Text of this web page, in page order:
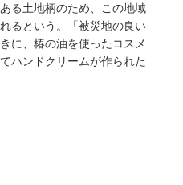
る土地柄のため、この地域
るという。「被災地の良い
に、椿の油を使ったコスメ
ハンドクリームが作られた